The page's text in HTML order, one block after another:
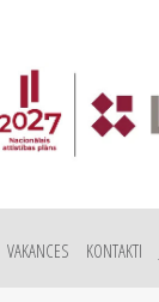
VAKANCES KONTAKTI